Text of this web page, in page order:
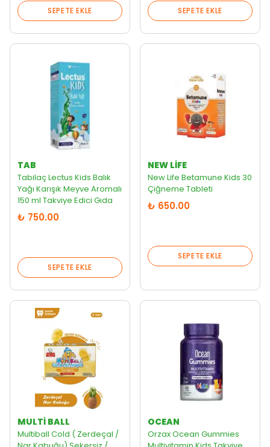
SEPETE EKLE SEPETE EKLE
TAB
Tabilaç Lectus Kids Balık
Yağı Karışık Meyve Aromalı
150 ml Takviye Edici Gıda
₺ 750.00
SEPETE EKLE
NEW LIFE
New Life Betamune Kids 30
Çiğneme Tableti
₺ 650.00
SEPETE EKLE
MULTI BALL
Multiball Cold ( Zerdeçal /
OCEAN
Orzax Ocean Gummies